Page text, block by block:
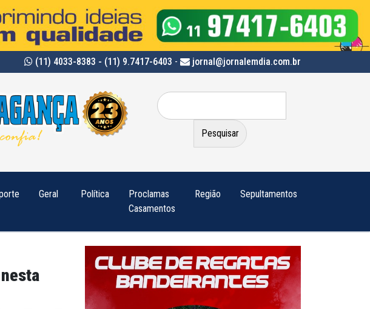
(11) 4033-8383 - (11) 9.7417-6403 - jornal@jornalemdia.com.br
Pesquisar
por:
Geral Política
Proclamas
Casamentos
Região Sepultamentos